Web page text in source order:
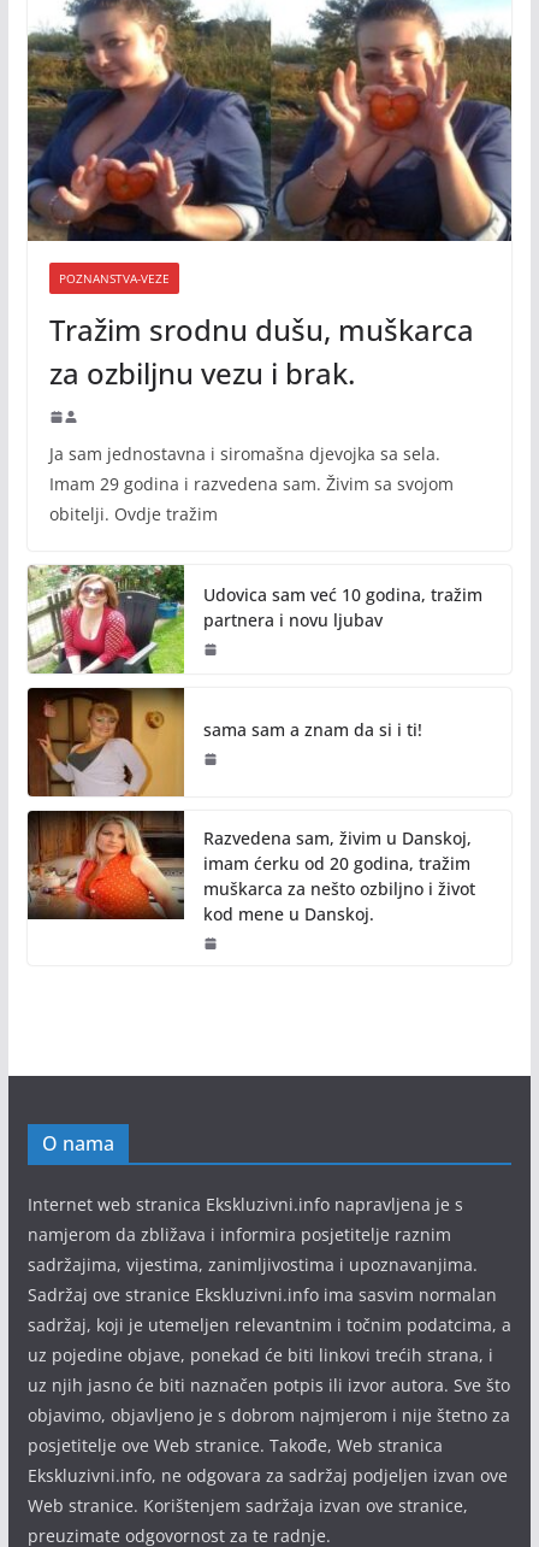
POZNANSTVA-VEZE
Tražim srodnu dušu, muškarca
za ozbiljnu vezu i brak.
Ja sam jednostavna i siromašna djevojka sa sela.
Imam 29 godina i razvedena sam. Živim sa svojom
obitelji. Ovdje tražim
Udovica sam već 10 godina, tražim
partnera i novu ljubav
sama sam a znam da si i ti!
Razvedena sam, živim u Danskoj,
imam ćerku od 20 godina, tražim
muškarca za nešto ozbiljno i život
kod mene u Danskoj.
O nama
Internet web stranica Ekskluzivni.info napravljena je s
namjerom da zbližava i informira posjetitelje raznim
sadržajima, vijestima, zanimljivostima i upoznavanjima.
Sadržaj ove stranice Ekskluzivni.info ima sasvim normalan
sadržaj, koji je utemeljen relevantnim i točnim podatcima, a
uz pojedine objave, ponekad će biti linkovi trećih strana, i
uz njih jasno će biti naznačen potpis ili izvor autora. Sve što
objavimo, objavljeno je s dobrom najmjerom i nije štetno za
posjetitelje ove Web stranice. Takođe, Web stranica
Ekskluzivni.info, ne odgovara za sadržaj podjeljen izvan ove
Web stranice. Korištenjem sadržaja izvan ove stranice,
preuzimate odgovornost za te radnje.